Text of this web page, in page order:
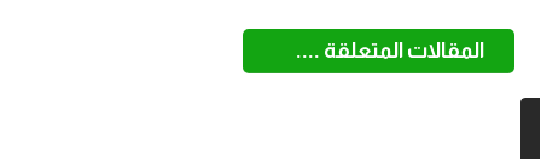
المقالات المتعلقة ....